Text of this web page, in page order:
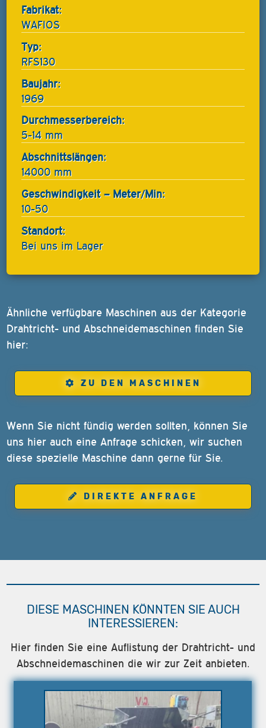
Fabrikat:
WAFIOS
Typ:
RFS130
Baujahr:
1969
Durchmesserbereich:
5-14 mm
Abschnittslängen:
14000 mm
Geschwindigkeit – Meter/Min:
10-50
Standort:
Bei uns im Lager
Ähnliche verfügbare Maschinen aus der Kategorie
Drahtricht- und Abschneidemaschinen finden Sie
hier:
ZU DEN MASCHINEN
Wenn Sie nicht fündig werden sollten, können Sie
uns hier auch eine Anfrage schicken, wir suchen
diese spezielle Maschine dann gerne für Sie.
DIREKTE ANFRAGE
DIESE MASCHINEN KÖNNTEN SIE AUCH
INTERESSIEREN:
Hier finden Sie eine Auflistung der Drahtricht- und
Abschneidemaschinen die wir zur Zeit anbieten.